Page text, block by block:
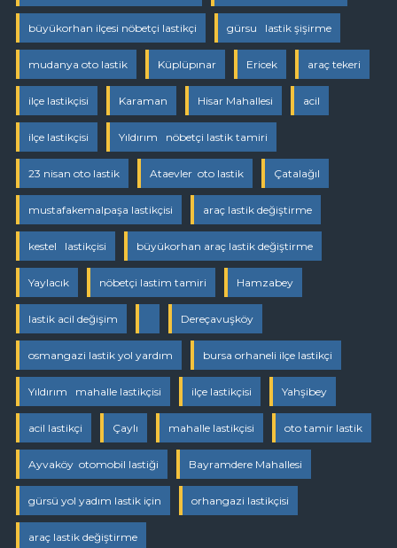
büyükorhan ilçesi nöbetçi lastikçi gürsu lastik şişirme
mudanya oto lastik Küplüpınar Ericek araç tekeri
ilçe lastikçisi Karaman Hisar Mahallesi acil
ilçe lastikçisi Yıldırım nöbetçi lastik tamiri
23 nisan oto lastik Ataevler oto lastik Çatalağıl
mustafakemalpaşa lastikçisi araç lastik değiştirme
kestel lastikçisi büyükorhan araç lastik değiştirme
Yaylacık nöbetçi lastim tamiri Hamzabey
lastik acil değişim Dereçavuşköy
osmangazi lastik yol yardım bursa orhaneli ilçe lastikçi
Yıldırım mahalle lastikçisi ilçe lastikçisi Yahşibey
acil lastikçi Çaylı mahalle lastikçisi oto tamir lastik
Ayvaköy otomobil lastiği Bayramdere Mahallesi
gürsü yol yadım lastik için orhangazi lastikçisi
araç lastik değiştirme